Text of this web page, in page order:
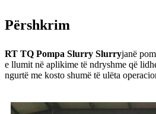
Përshkrim
RT TQ Pompa Slurry Slurryjanë
e llumit në aplikime të ndryshme që
ngurtë me kosto shumë të ulëta